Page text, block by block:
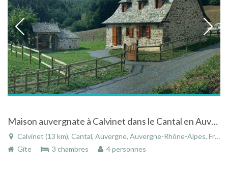
Maison auvergnate à Calvinet dans le Cantal en Auvergne
Calvinet (13 km), Cantal, Auvergne, Auvergne-Rhône-Alpes, France
Gîte
3 chambres 4 personnes